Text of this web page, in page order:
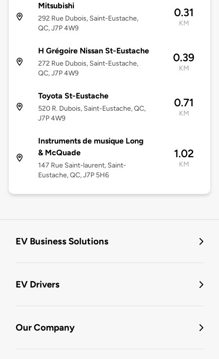
Mitsubishi
292 Rue Dubois, Saint-Eustache,
QC, J7P 4W9
0.31
KM
H Grégoire Nissan St-Eustache
272 Rue Dubois, Saint-Eustache,
QC, J7P 4W9
0.39
KM
Toyota St-Eustache
520 R. Dubois, Saint-Eustache, QC,
J7P 4W9
0.71
KM
Instruments de musique Long
& McQuade
147 Rue Saint-laurent, Saint-
Eustache, QC, J7P 5H6
1.02
KM
EV Business Solutions
EV Drivers
Our Company